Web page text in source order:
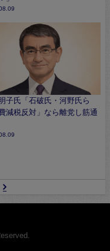
子氏「石破氏・河野氏ら
費減税反対」なら離党し筋通